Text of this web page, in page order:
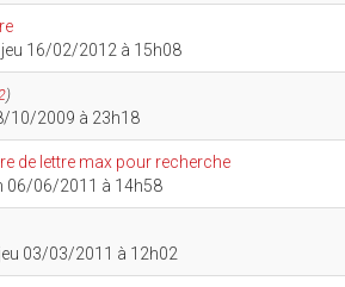
jeu 16/02/2012 à 15h08
)
10/2009 à 23h18
de lettre max pour recherche
06/06/2011 à 14h58
03/03/2011 à 12h02